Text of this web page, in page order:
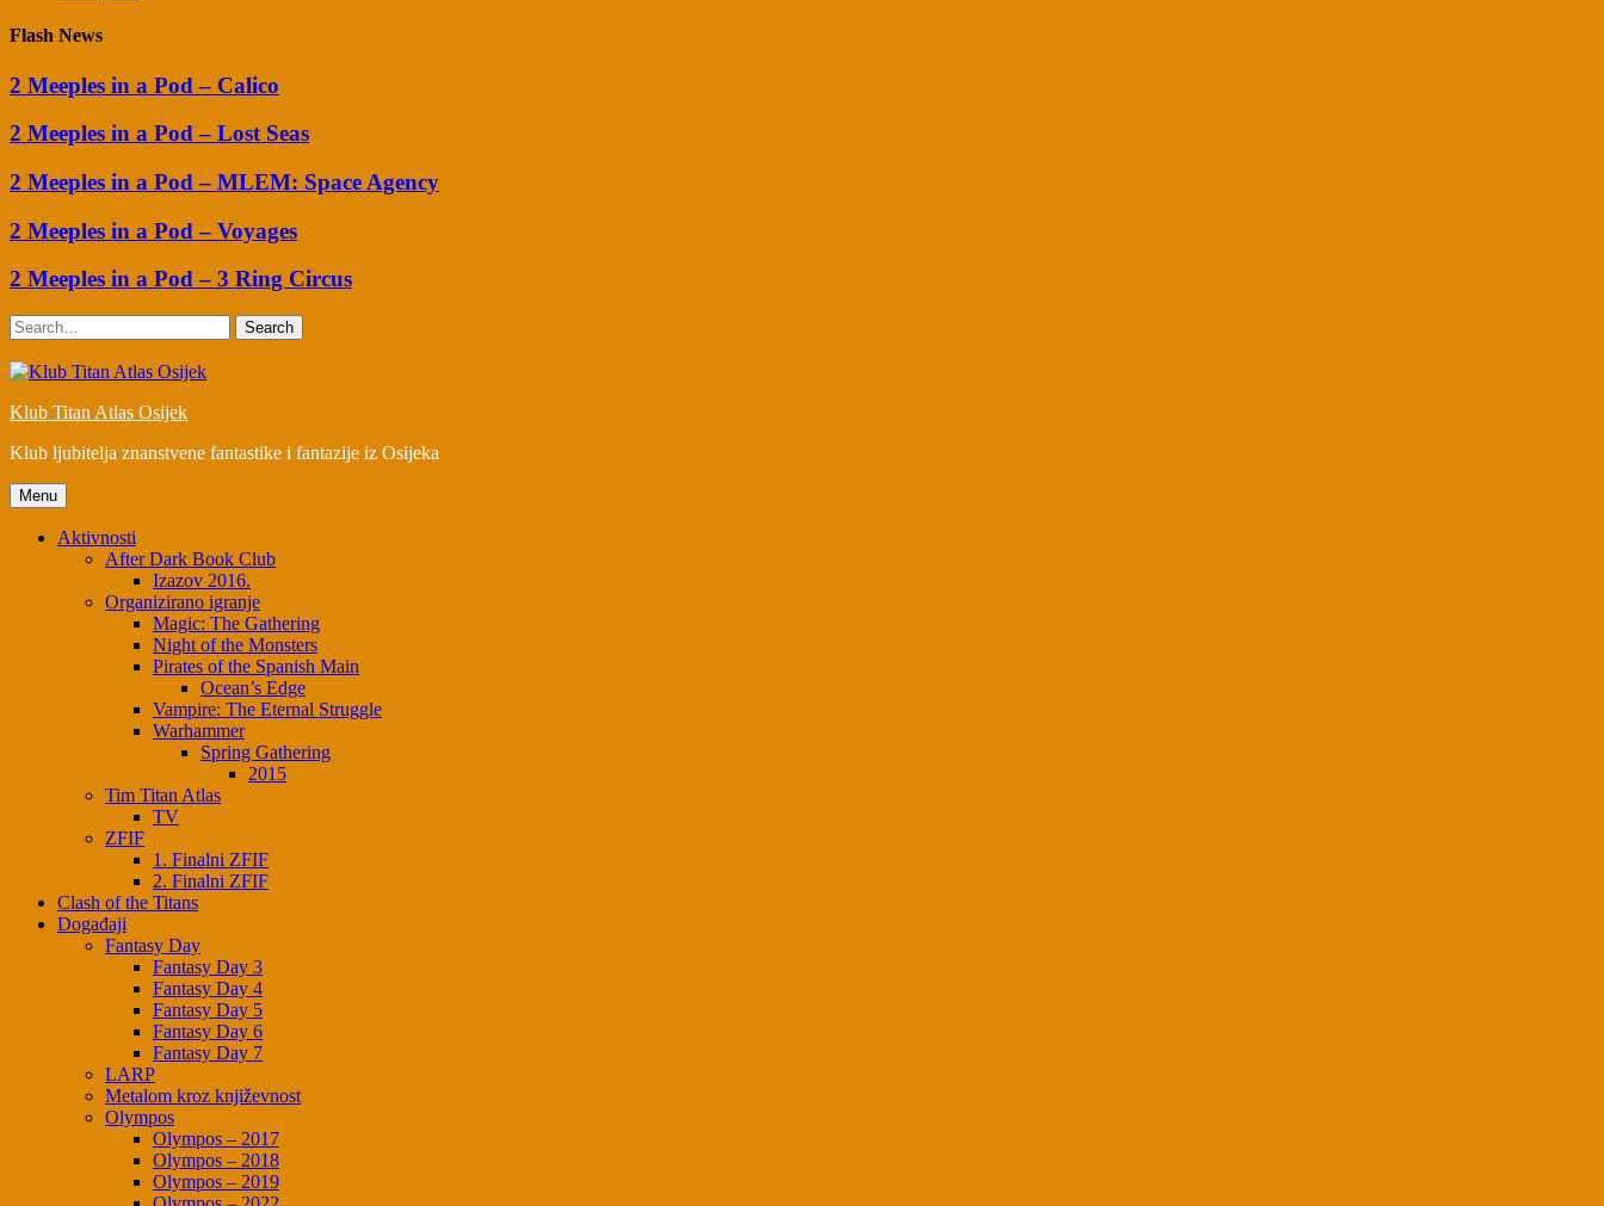
Flash News
2 Meeples in a Pod – Calico
2 Meeples in a Pod – Lost Seas
2 Meeples in a Pod – MLEM: Space Agency
2 Meeples in a Pod – Voyages
2 Meeples in a Pod – 3 Ring Circus
Search
Klub Titan Atlas Osijek
Klub ljubitelja znanstvene fantastike i fantazije iz Osijeka
Menu
Aktivnosti
After Dark Book Club
Izazov 2016.
Organizirano igranje
Magic: The Gathering
Night of the Monsters
Pirates of the Spanish Main
Ocean’s Edge
Vampire: The Eternal Struggle
Warhammer
Spring Gathering
2015
Tim Titan Atlas
TV
ZFIF
1. Finalni ZFIF
2. Finalni ZFIF
Clash of the Titans
Događaji
Fantasy Day
Fantasy Day 3
Fantasy Day 4
Fantasy Day 5
Fantasy Day 6
Fantasy Day 7
LARP
Metalom kroz književnost
Olympos
Olympos – 2017
Olympos – 2018
Olympos – 2019